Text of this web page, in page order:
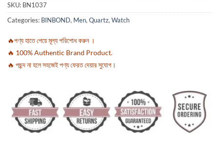
SKU: BN1037
Categories: BINBOND, Men, Quartz, Watch
🔥পণ্য হাতে পেয়ে মূল্য পরিশোধ করুন ।
🔥 100% Authentic Brand Product.
🔥 পছন্দ না হলে সহজেই পণ্য ফেরত দেয়ার সুযোগ।